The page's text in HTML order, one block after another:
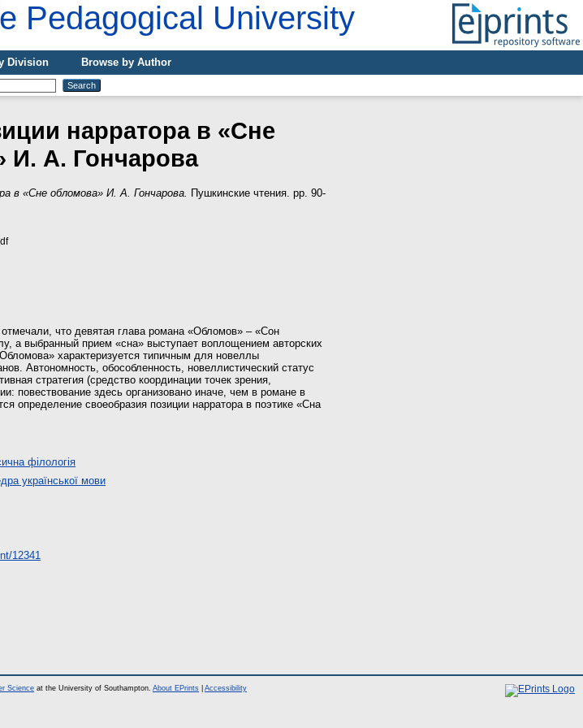
Pedagogical University
Division
Browse by Author
нарратора в «Сне
И. А. Гончарова
в «Сне обломова» И. А. Гончарова.
Пушкинские чтения. pp. 90-
что девятая глава романа «Обломов» – «Сон
а выбранный прием «сна» выступает воплощением авторских
характеризуется типичным для новеллы
Автономность, обособленность, новеллистический статус
стратегия (средство координации точек зрения,
повествование здесь организовано иначе, чем в романе в
определение своеобразия позиции нарратора в поэтике «Сна
філологія
української мови
12341
Science at the University of Southampton. About EPrints Accessibility